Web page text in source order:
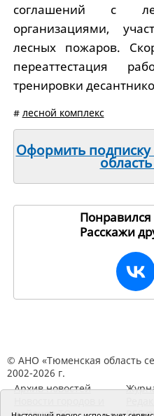
соглашений с
организациями,
лесных пожаров.
переаттестация
тренировки
# лесной комплекс
Оформить подписку
Расскажи
© АНО «Тюменская область
2002-2026 г.
Архив новостей